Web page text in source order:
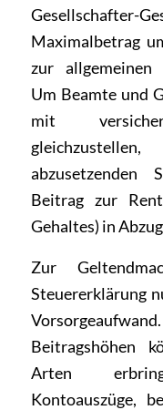
Gesellschafter-
Maximalbetrag
zur allgemeinen
Um Beamte und
mit
abzusetzenden
Beitrag zur
Gehaltes) in
Zur
Steuererklärung
Beitragshöhen
Arten
Kontoauszüge,